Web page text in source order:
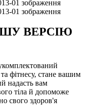
ВЕРСІЮ
фітнесу, стане вашим
надасть вам
тіла й допоможе
свого здоров'я